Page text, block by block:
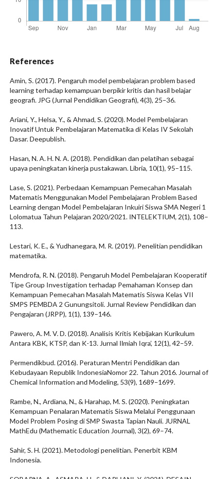
References
Amin, S. (2017). Pengaruh model pembelajaran problem based
learning terhadap kemampuan berpikir kritis dan hasil belajar
geografi. JPG (Jurnal Pendidikan Geografi), 4(3), 25–36.
Ariani, Y., Helsa, Y., & Ahmad, S. (2020). Model Pembelajaran
Inovatif Untuk Pembelajaran Matematika di Kelas IV Sekolah
Dasar. Deepublish.
Hasan, N. A. H. N. A. (2018). Pendidikan dan pelatihan sebagai
upaya peningkatan kinerja pustakawan. Libria, 10(1), 95–115.
Lase, S. (2021). Perbedaan Kemampuan Pemecahan Masalah
Matematis Menggunakan Model Pembelajaran Problem Based
Learning dengan Model Pembelajaran Inkuiri Siswa SMA Negeri 1
Lolomatua Tahun Pelajaran 2020/2021. INTELEKTIUM, 2(1), 108–
113.
Lestari, K. E., & Yudhanegara, M. R. (2019). Penelitian pendidikan
matematika.
Mendrofa, R. N. (2018). Pengaruh Model Pembelajaran Kooperatif
Tipe Group Investigation terhadap Pemahaman Konsep dan
Kemampuan Pemecahan Masalah Matematis Siswa Kelas VII
SMPS PEMBDA 2 Gunungsitoli. Jurnal Review Pendidikan dan
Pengajaran (JRPP), 1(1), 139–146.
Pawero, A. M. V. D. (2018). Analisis Kritis Kebijakan Kurikulum
Antara KBK, KTSP, dan K-13. Jurnal Ilmiah Iqra’, 12(1), 42–59.
Permendikbud. (2016). Peraturan Mentri Pendidikan dan
Kebudayaan Republik IndonesiaNomor 22. Tahun 2016. Journal of
Chemical Information and Modeling, 53(9), 1689–1699.
Rambe, N., Ardiana, N., & Harahap, M. S. (2020). Peningkatan
Kemampuan Penalaran Matematis Siswa Melalui Penggunaan
Model Problem Posing di SMP Swasta Tapian Nauli. JURNAL
MathEdu (Mathematic Education Journal), 3(2), 69–74.
Sahir, S. H. (2021). Metodologi penelitian. Penerbit KBM
Indonesia.